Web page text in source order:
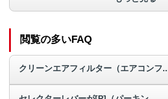
閲覧の多いFAQ
クリーンエアフィルター（エアコンフ